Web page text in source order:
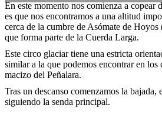
En este momento nos comienza a copear
es que nos encontramos a una altitud
cerca de la cumbre de Asómate de Hoyos
que forma parte de la Cuerda Larga.
Este circo glaciar tiene una estricta
similar a la que podemos encontrar en los
macizo del Peñalara.
Tras un descanso comenzamos la bajada,
siguiendo la senda principal.